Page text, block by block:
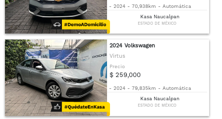
- 2024 - 70,938km - Automática
Kasa Naucalpan
ESTADO DE MÉXICO
2024 Volkswagen
Virtus
Precio
$ 259,000
- 2024 - 79,835km - Automática
Kasa Naucalpan
ESTADO DE MÉXICO